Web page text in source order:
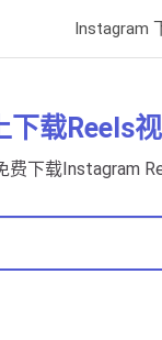
Instagram
下载Reels
费下载Instagram